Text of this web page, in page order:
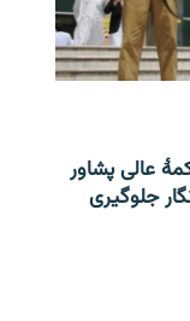
عالی پشاور
جلوگیری